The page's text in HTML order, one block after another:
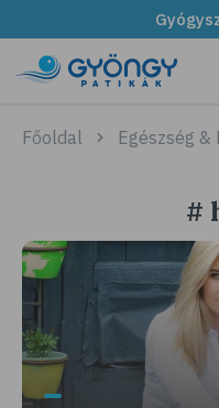
Főoldal Egészség &
#